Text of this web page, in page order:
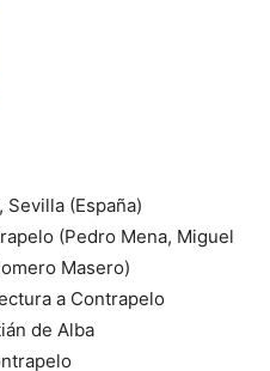
(España)
(Pedro Mena, Miguel
Masero)
a Contrapelo
de Alba